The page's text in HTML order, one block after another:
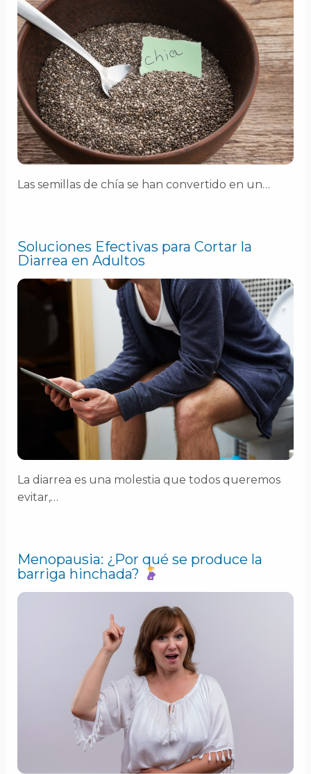
Las semillas de chía se han convertido en un…
Soluciones Efectivas para Cortar la
Diarrea en Adultos
La diarrea es una molestia que todos queremos
evitar,…
Menopausia: ¿Por qué se produce la
barriga hinchada?